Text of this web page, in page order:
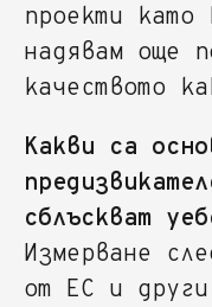
проекти като
надявам още
качеството
Какви са
сблъскват
Измерване
от ЕС и